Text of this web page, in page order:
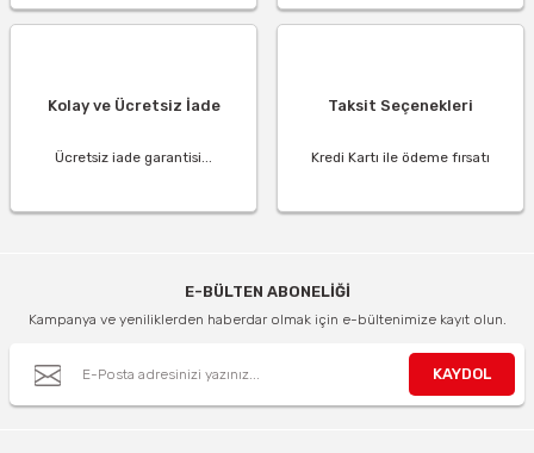
Kolay ve Ücretsiz İade
Ücretsiz iade garantisi...
Taksit Seçenekleri
Kredi Kartı ile ödeme fırsatı
E-BÜLTEN ABONELİĞİ
Kampanya ve yeniliklerden haberdar olmak için e-bültenimize kayıt olun.
KAYDOL